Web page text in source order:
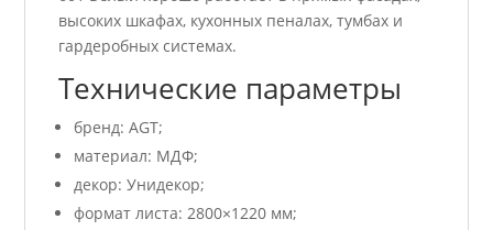
высоких шкафах, кухонных пеналах, тумбах и
гардеробных системах.
Технические параметры
бренд: AGT;
материал: МДФ;
декор: Унидекор;
формат листа: 2800×1220 мм;